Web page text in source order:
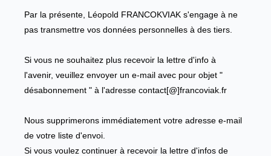
Par la présente, Léopold FRANCOKVIAK s'engage à ne
pas transmettre vos données personnelles à des tiers.
Si vous ne souhaitez plus recevoir la lettre d'info à
l'avenir, veuillez envoyer un e-mail avec pour objet "
désabonnement " à l'adresse contact[@]francoviak.fr
Nous supprimerons immédiatement votre adresse e-mail
de votre liste d'envoi.
Si vous voulez continuer à recevoir la lettre d'infos de